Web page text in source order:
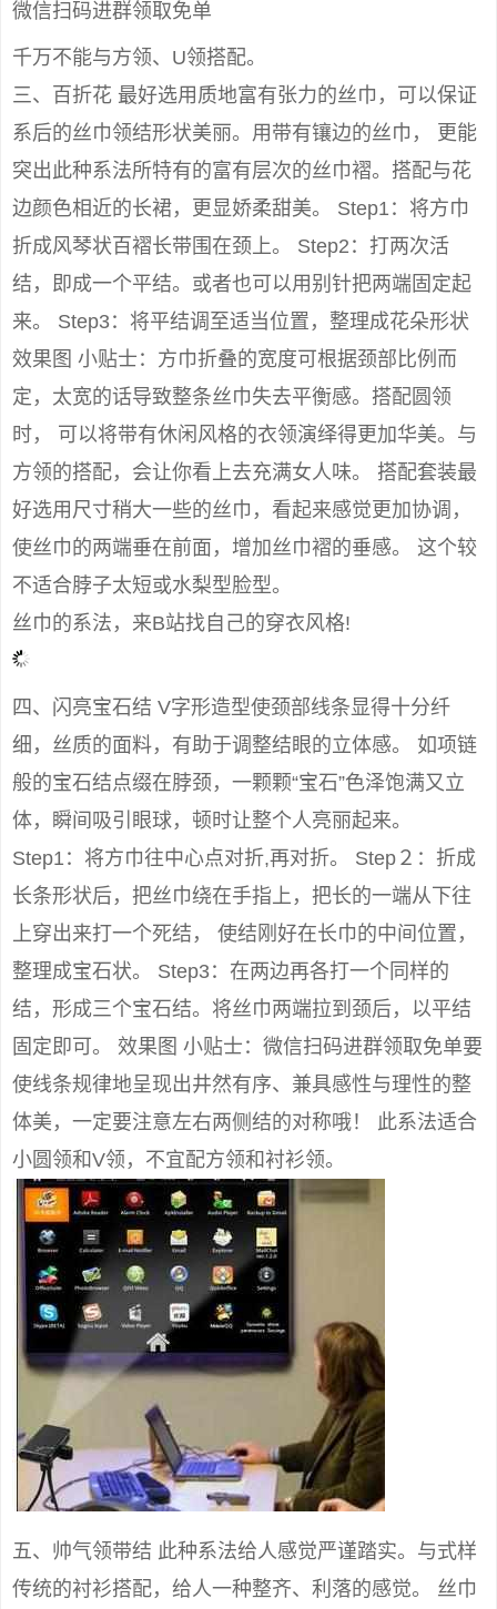
微信扫码进群领取免单
千万不能与方领、U领搭配。
三、百折花 最好选用质地富有张力的丝巾，可以保证
系后的丝巾领结形状美丽。用带有镶边的丝巾， 更能
突出此种系法所特有的富有层次的丝巾褶。搭配与花
边颜色相近的长裙，更显娇柔甜美。 Step1：将方巾
折成风琴状百褶长带围在颈上。 Step2：打两次活
结，即成一个平结。或者也可以用别针把两端固定起
来。 Step3：将平结调至适当位置，整理成花朵形状
效果图 小贴士：方巾折叠的宽度可根据颈部比例而
定，太宽的话导致整条丝巾失去平衡感。搭配圆领
时， 可以将带有休闲风格的衣领演绎得更加华美。与
方领的搭配，会让你看上去充满女人味。 搭配套装最
好选用尺寸稍大一些的丝巾，看起来感觉更加协调，
使丝巾的两端垂在前面，增加丝巾褶的垂感。 这个较
不适合脖子太短或水梨型脸型。
丝巾的系法，来B站找自己的穿衣风格!
四、闪亮宝石结 V字形造型使颈部线条显得十分纤
细，丝质的面料，有助于调整结眼的立体感。 如项链
般的宝石结点缀在脖颈，一颗颗“宝石”色泽饱满又立
体，瞬间吸引眼球，顿时让整个人亮丽起来。
Step1：将方巾往中心点对折,再对折。 Step２：折成
长条形状后，把丝巾绕在手指上，把长的一端从下往
上穿出来打一个死结， 使结刚好在长巾的中间位置，
整理成宝石状。 Step3：在两边再各打一个同样的
结，形成三个宝石结。将丝巾两端拉到颈后，以平结
固定即可。 效果图 小贴士：微信扫码进群领取免单要
使线条规律地呈现出井然有序、兼具感性与理性的整
体美，一定要注意左右两侧结的对称哦！ 此系法适合
小圆领和V领，不宜配方领和衬衫领。
五、帅气领带结 此种系法给人感觉严谨踏实。与式样
传统的衬衫搭配，给人一种整齐、利落的感觉。 丝巾